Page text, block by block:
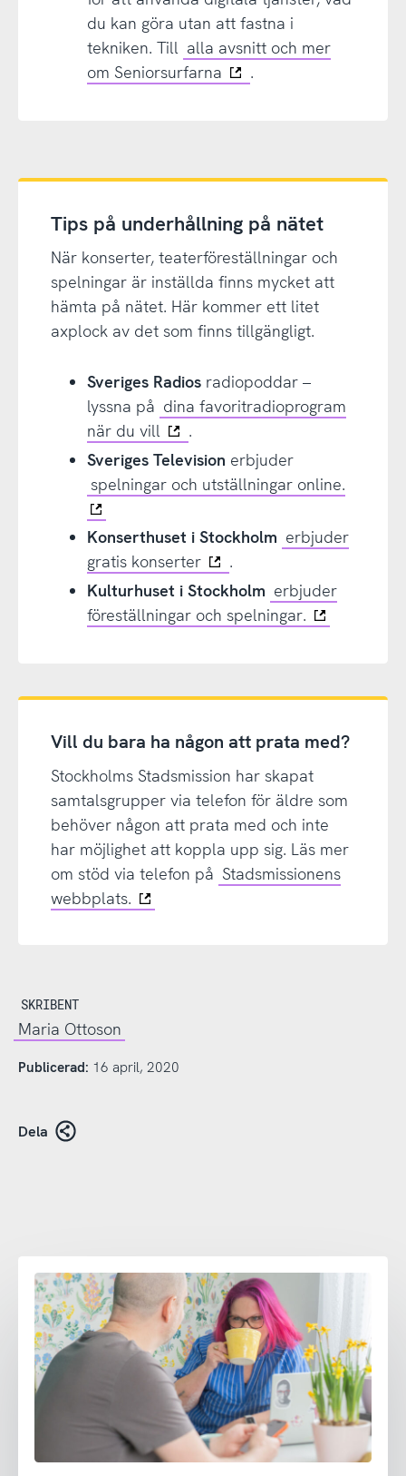
du kan göra utan att fastna i
tekniken. Till alla avsnitt och mer
om Seniorsurfarna
.
Tips på underhållning på nätet
När konserter, teaterföreställningar och
spelningar är inställda finns mycket att
hämta på nätet. Här kommer ett litet
axplock av det som finns tillgängligt.
Sveriges Radiosradiopoddar –
lyssna på dina favoritradioprogram
när du vill
.
Sveriges Television erbjuder
spelningar och utställningar online.
Konserthuset i Stockholm erbjuder
gratis konserter
.
Kulturhuset i Stockholm erbjuder
föreställningar och spelningar.
Vill du bara ha någon att prata med?
Stockholms Stadsmission har skapat
samtalsgrupper via telefon för äldre som
behöver någon att prata med och inte
har möjlighet att koppla upp sig. Läs mer
om stöd via telefon på Stadsmissionens
webbplats.
SKRIBENT
Maria Ottoson
Publicerad: 16 april, 2020
Dela